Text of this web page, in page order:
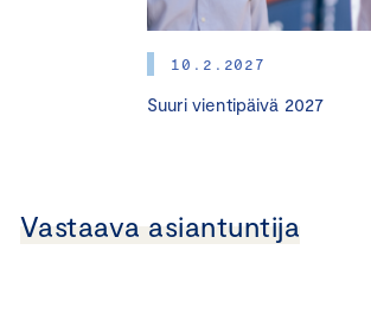
10.2.2027
Suuri vientipäivä 2027
Vastaava asiantuntija